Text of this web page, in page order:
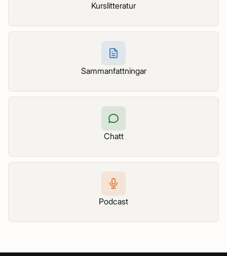
Kurslitteratur
Sammanfattningar
Chatt
Podcast